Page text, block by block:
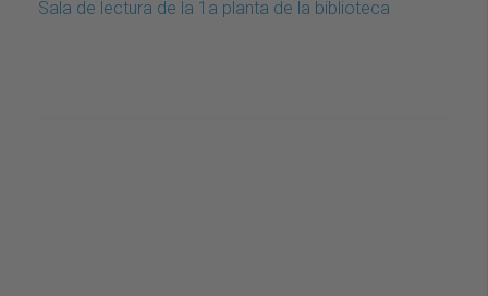
Sala de lectura de la 1a planta de la biblioteca